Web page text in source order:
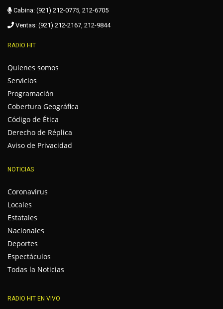
Cabina: (921) 212-0775, 212-6705
Ventas: (921) 212-2167, 212-9844
RADIO HIT
Quienes somos
Servicios
Programación
Cobertura Geográfica
Código de Ética
Derecho de Réplica
Aviso de Privacidad
NOTICIAS
Coronavirus
Locales
Estatales
Nacionales
Deportes
Espectáculos
Todas la Noticias
RADIO HIT EN VIVO